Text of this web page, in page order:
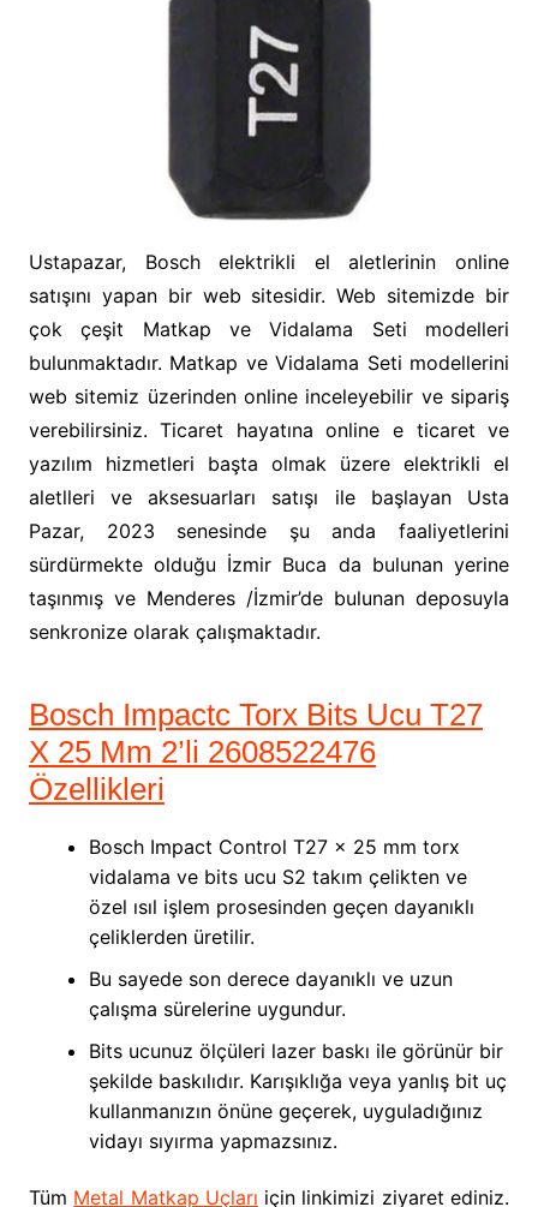
Ustapazar, Bosch elektrikli el aletlerinin online
satışını yapan bir web sitesidir. Web sitemizde bir
çok çeşit Matkap ve Vidalama Seti modelleri
bulunmaktadır. Matkap ve Vidalama Seti modellerini
web sitemiz üzerinden online inceleyebilir ve sipariş
verebilirsiniz. Ticaret hayatına online e ticaret ve
yazılım hizmetleri başta olmak üzere elektrikli el
aletlleri ve aksesuarları satışı ile başlayan Usta
Pazar, 2023 senesinde şu anda faaliyetlerini
sürdürmekte olduğu İzmir Buca da bulunan yerine
taşınmış ve Menderes /İzmir’de bulunan deposuyla
senkronize olarak çalışmaktadır.
Bosch Impactc Torx Bits Ucu T27
X 25 Mm 2’li 2608522476
Özellikleri
Bosch Impact Control T27 x 25 mm torx
vidalama ve bits ucu S2 takım çelikten ve
özel ısıl işlem prosesinden geçen dayanıklı
çeliklerden üretilir.
Bu sayede son derece dayanıklı ve uzun
çalışma sürelerine uygundur.
Bits ucunuz ölçüleri lazer baskı ile görünür bir
şekilde baskılıdır. Karışıklığa veya yanlış bit uç
kullanmanızın önüne geçerek, uyguladığınız
vidayı sıyırma yapmazsınız.
Tüm Metal Matkap Uçları için linkimizi ziyaret ediniz.